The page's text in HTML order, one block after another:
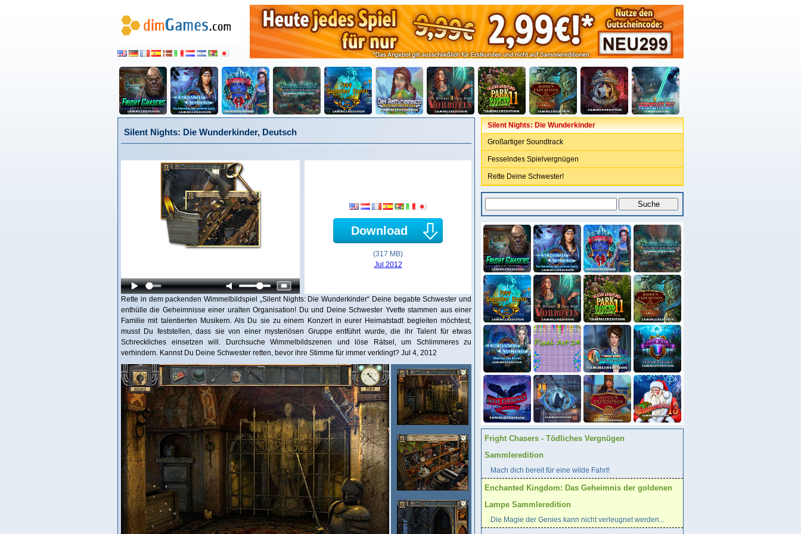
Silent Nights: Die Wunderkinder, Deutsch
Download
(317 MB)
Jul 2012
Rette in dem packenden Wimmelbildspiel „Silent Nights: Die Wunderkinder“ Deine begabte Schwester und
enthülle die Geheimnisse einer uralten Organisation! Du und Deine Schwester Yvette stammen aus einer
Familie mit talentierten Musikern. Als Du sie zu einem Konzert in eurer Heimatstadt begleiten möchtest,
musst Du feststellen, dass sie von einer mysteriösen Gruppe entführt wurde, die ihr Talent für etwas
Schreckliches einsetzen will. Durchsuche Wimmelbildszenen und löse Rätsel, um Schlimmeres zu
verhindern. Kannst Du Deine Schwester retten, bevor ihre Stimme für immer verklingt? Jul 4, 2012
Silent Nights: Die Wunderkinder
Großartiger Soundtrack
Fesselndes Spielvergnügen
Rette Deine Schwester!
Fright Chasers - Tödliches Vergnügen
Sammleredition
Mach dich bereit für eine wilde Fahrt!
Enchanted Kingdom: Das Geheimnis der goldenen
Lampe Sammleredition
Die Magie der Genies kann nicht verleugnet werden...